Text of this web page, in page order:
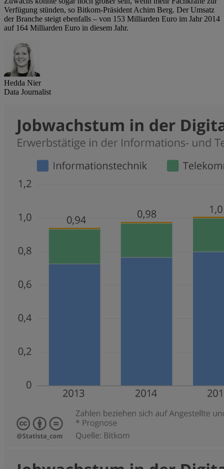
Verfügung stünden, so Bitkom-Präsident Achim Berg. Der Umsatz
der Branche steigt ebenfalls – von 153 Milliarden Euro im Jahr 2014
auf 164 Milliarden Euro in diesem Jahr.
Hedda Nier
Data Journalist